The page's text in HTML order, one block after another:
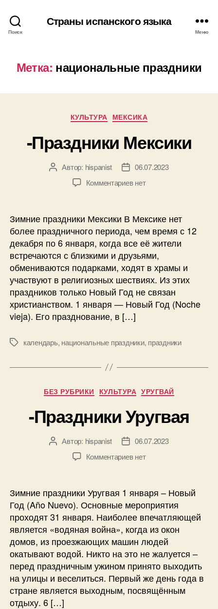
Поиск
Страны испанского языка
Меню
Метка: национальные праздники
Р
у
б
р
к
и
КУЛЬТУРА МЕКСИКА
-Праздники Мексики
А
з
а
п
и
с
и
Автор: hispanist
Д
т
а
п
и
с
и
06.07.2023
Комментариевк
п
и
с
и
-
П
р
а
з
д
н
к
с
к
и
нет
Зимние праздники Мексики В Мексике нет
более праздничного периода, чем время с 12
декабря по 6 января, когда все её жители
встречаются с близкими и друзьями,
обмениваются подарками, ходят в храмы и
участвуют в религиозных шествиях. Из этих
праздников только Новый Год не связан
христианством. 1 января — Новый Год (Noche
vieja). Его празднование, в […]
М
календарь, национальные праздники, праздники
Р
у
б
р
к
и
БЕЗ РУБРИКИ КУЛЬТУРА УРУГВАЙ
-Праздники Уругвая
А
з
а
п
и
с
Автор: hispanist
Д
т
а
п
и
с
и
06.07.2023
Комментариевк
и
с
и
-
П
р
а
з
д
н
нет
Зимние праздники Уругвая 1 января – Новый
Год (Año Nuevo). Основные мероприятия
проходят 31 января. Наиболее впечатляющей
является «водяная война», когда из окон
домов, из проезжающих машин людей
окатывают водой. Никто на это не жалуется –
перед праздничным ужином принято выходить
на улицы и веселиться. Первый же день года в
стране является выходным, посвящённым
отдыху. 6 […]